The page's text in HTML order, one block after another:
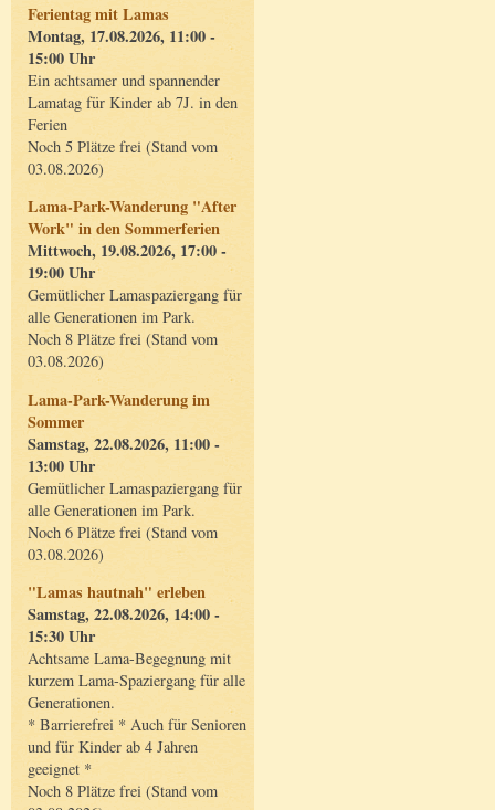
Ferientag mit Lamas
Montag, 17.08.2026, 11:00 -
15:00 Uhr
Ein achtsamer und spannender
Lamatag für Kinder ab 7J. in den
Ferien
Noch 5 Plätze frei (Stand vom
03.08.2026)
Lama-Park-Wanderung "After
Work" in den Sommerferien
Mittwoch, 19.08.2026, 17:00 -
19:00 Uhr
Gemütlicher Lamaspaziergang für
alle Generationen im Park.
Noch 8 Plätze frei (Stand vom
03.08.2026)
Lama-Park-Wanderung im
Sommer
Samstag, 22.08.2026, 11:00 -
13:00 Uhr
Gemütlicher Lamaspaziergang für
alle Generationen im Park.
Noch 6 Plätze frei (Stand vom
03.08.2026)
"Lamas hautnah" erleben
Samstag, 22.08.2026, 14:00 -
15:30 Uhr
Achtsame Lama-Begegnung mit
kurzem Lama-Spaziergang für alle
Generationen.
* Barrierefrei * Auch für Senioren
und für Kinder ab 4 Jahren
geeignet *
Noch 8 Plätze frei (Stand vom